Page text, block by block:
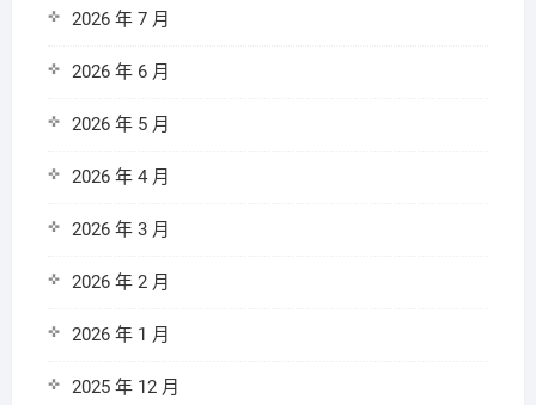
2026 年 7 月
2026 年 6 月
2026 年 5 月
2026 年 4 月
2026 年 3 月
2026 年 2 月
2026 年 1 月
2025 年 12 月